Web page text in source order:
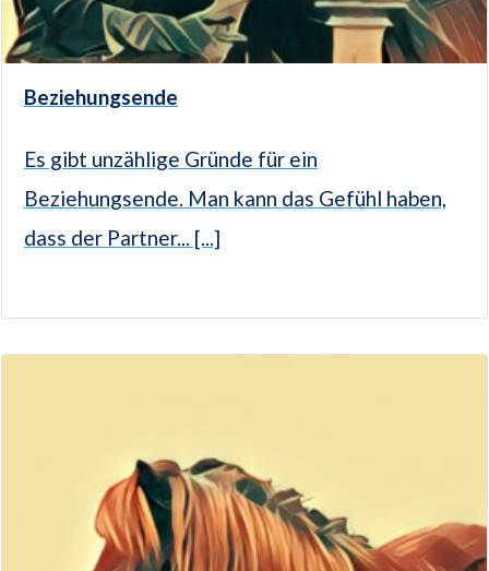
Beziehungsende
Es gibt unzählige Gründe für ein
Beziehungsende. Man kann das Gefühl haben,
dass der Partner... [...]